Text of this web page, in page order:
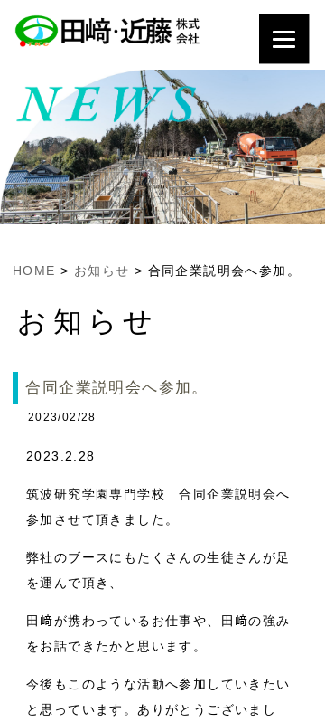
HOME > お知らせ > 合同企業説明会へ参加。
お知らせ
合同企業説明会へ参加。
2023/02/28
2023.2.28
筑波研究学園専門学校 合同企業説明会へ
参加させて頂きました。
弊社のブースにもたくさんの生徒さんが足
を運んで頂き、
田﨑が携わっているお仕事や、田﨑の強み
をお話できたかと思います。
今後もこのような活動へ参加していきたい
と思っています。ありがとうございまし